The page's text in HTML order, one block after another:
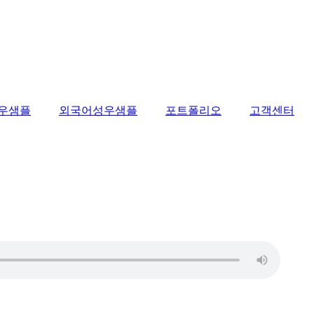
샘플 외국어성우샘플 포트폴리오 고객센터